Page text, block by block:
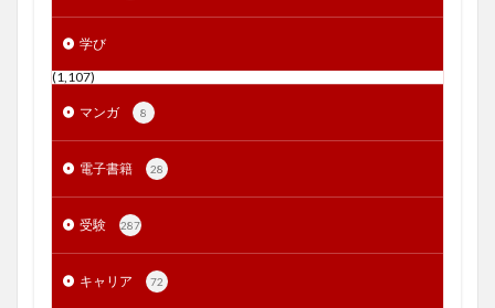
学び
(1,107)
マンガ 8
電子書籍 28
受験 287
キャリア 72